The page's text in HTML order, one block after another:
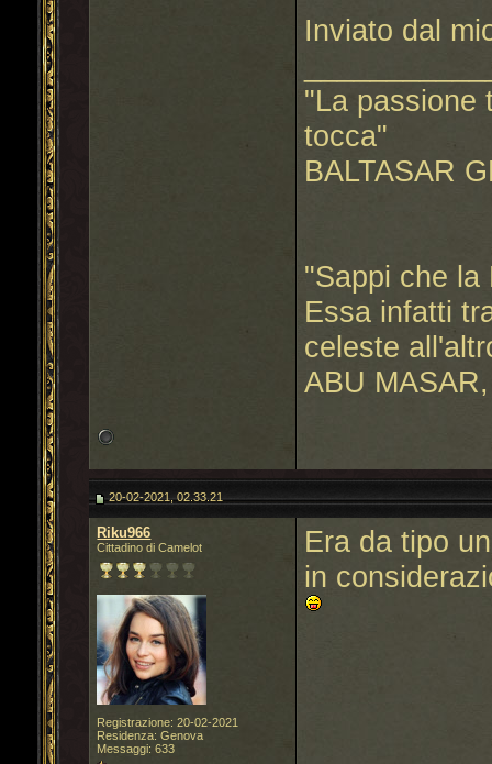
Inviato dal
"La passione
tocca"
BALTASAR
"Sappi che la
Essa infatti
celeste
ABU
20-02-2021, 02.33.21
Riku966
Cittadino di Camelot
Registrazione: 20-02-2021
Residenza: Genova
Messaggi: 633
Era da tipo
in